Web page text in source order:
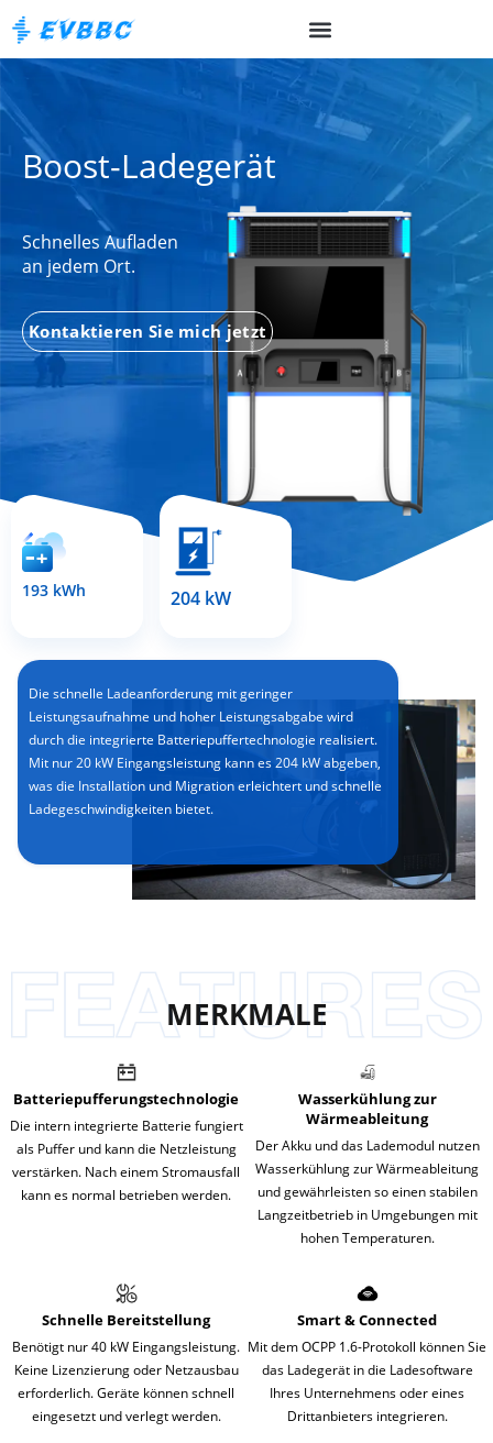
Boost-Ladegerät
Schnelles Aufladen
an jedem Ort.
Kontaktieren Sie mich jetzt
193 kWh 204 kW
Die schnelle Ladeanforderung mit geringer
Leistungsaufnahme und hoher Leistungsabgabe wird
durch die integrierte Batteriepuffertechnologie realisiert.
Mit nur 20 kW Eingangsleistung kann es 204 kW abgeben,
was die Installation und Migration erleichtert und schnelle
Ladegeschwindigkeiten bietet.
MERKMALE
Batteriepufferungstechnologie
Die intern integrierte Batterie fungiert
als Puffer und kann die Netzleistung
verstärken. Nach einem Stromausfall
kann es normal betrieben werden.
Wasserkühlung zur
Wärmeableitung
Der Akku und das Lademodul nutzen
Wasserkühlung zur Wärmeableitung
und gewährleisten so einen stabilen
Langzeitbetrieb in Umgebungen mit
hohen Temperaturen.
Schnelle Bereitstellung
Benötigt nur 40 kW Eingangsleistung.
Keine Lizenzierung oder Netzausbau
erforderlich. Geräte können schnell
eingesetzt und verlegt werden.
Smart & Connected
Mit dem OCPP 1.6-Protokoll können Sie
das Ladegerät in die Ladesoftware
Ihres Unternehmens oder eines
Drittanbieters integrieren.